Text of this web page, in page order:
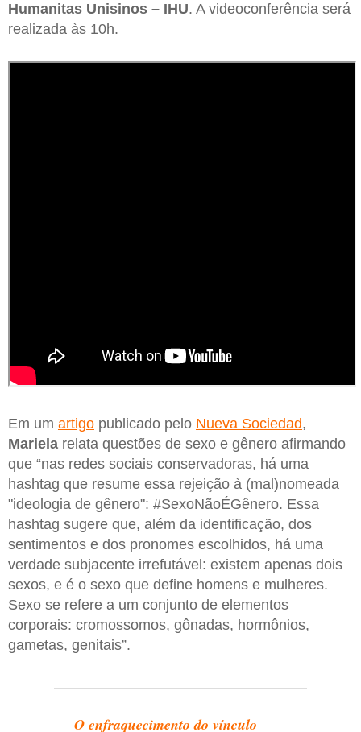
Humanitas Unisinos – IHU. A videoconferência será
realizada às 10h.
Em um artigo publicado pelo Nueva Sociedad,
Mariela relata questões de sexo e gênero afirmando
que “nas redes sociais conservadoras, há uma
hashtag que resume essa rejeição à (mal)nomeada
"ideologia de gênero": #SexoNãoÉGênero. Essa
hashtag sugere que, além da identificação, dos
sentimentos e dos pronomes escolhidos, há uma
verdade subjacente irrefutável: existem apenas dois
sexos, e é o sexo que define homens e mulheres.
Sexo se refere a um conjunto de elementos
corporais: cromossomos, gônadas, hormônios,
gametas, genitais”.
O enfraquecimento do vínculo